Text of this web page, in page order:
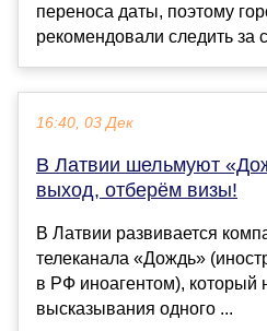
переноса даты, поэтому
рекомендовали следить за
16:40, 03 Дек
В Латвии шельмуют
выход, отберём визы!
В Латвии развивается
телеканала «Дождь»
в РФ иноагентом), который
высказывания одного ...